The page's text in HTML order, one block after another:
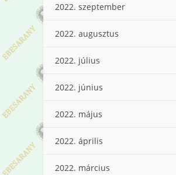
2022. szeptember
2022. augusztus
2022. július
2022. június
2022. május
2022. április
2022. március